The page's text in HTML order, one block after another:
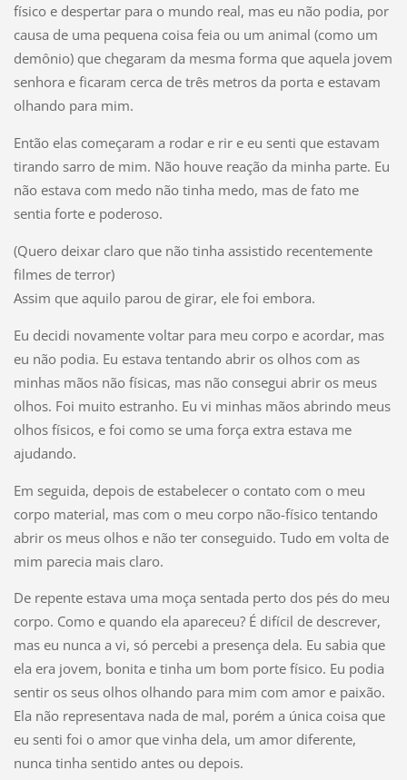
físico e despertar para o mundo real, mas eu não podia, por
causa de uma pequena coisa feia ou um animal (como um
demônio) que chegaram da mesma forma que aquela jovem
senhora e ficaram cerca de três metros da porta e estavam
olhando para mim.
Então elas começaram a rodar e rir e eu senti que estavam
tirando sarro de mim. Não houve reação da minha parte. Eu
não estava com medo não tinha medo, mas de fato me
sentia forte e poderoso.
(Quero deixar claro que não tinha assistido recentemente
filmes de terror)
Assim que aquilo parou de girar, ele foi embora.
Eu decidi novamente voltar para meu corpo e acordar, mas
eu não podia. Eu estava tentando abrir os olhos com as
minhas mãos não físicas, mas não consegui abrir os meus
olhos. Foi muito estranho. Eu vi minhas mãos abrindo meus
olhos físicos, e foi como se uma força extra estava me
ajudando.
Em seguida, depois de estabelecer o contato com o meu
corpo material, mas com o meu corpo não-físico tentando
abrir os meus olhos e não ter conseguido. Tudo em volta de
mim parecia mais claro.
De repente estava uma moça sentada perto dos pés do meu
corpo. Como e quando ela apareceu? É difícil de descrever,
mas eu nunca a vi, só percebi a presença dela. Eu sabia que
ela era jovem, bonita e tinha um bom porte físico. Eu podia
sentir os seus olhos olhando para mim com amor e paixão.
Ela não representava nada de mal, porém a única coisa que
eu senti foi o amor que vinha dela, um amor diferente,
nunca tinha sentido antes ou depois.